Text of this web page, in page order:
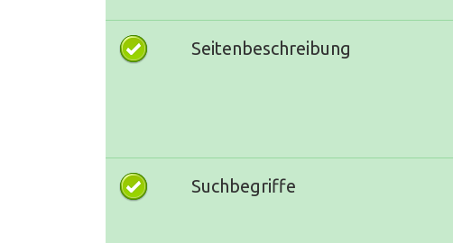
Seitenbeschreibung
Suchbegriffe